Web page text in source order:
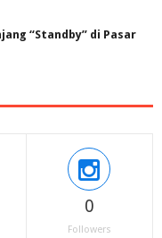
“Standby” di Pasar
0
Followers